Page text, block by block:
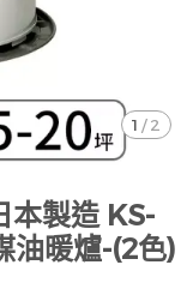
1 / 2
製造 KS-
暖爐-(2色)